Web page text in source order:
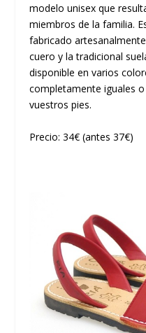
modelo unisex que
miembros de la familia.
fabricado
cuero y la tradicional
disponible en varios
completamente iguales
vuestros pies.
Precio: 34€ (antes 37€)